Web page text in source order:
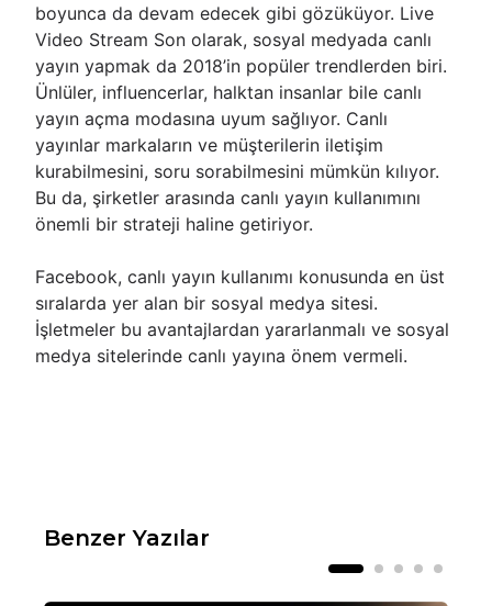
boyunca da devam edecek gibi gözüküyor. Live
Video Stream Son olarak, sosyal medyada canlı
yayın yapmak da 2018’in popüler trendlerden biri.
Ünlüler, influencerlar, halktan insanlar bile canlı
yayın açma modasına uyum sağlıyor. Canlı
yayınlar markaların ve müşterilerin iletişim
kurabilmesini, soru sorabilmesini mümkün kılıyor.
Bu da, şirketler arasında canlı yayın kullanımını
önemli bir strateji haline getiriyor.
Facebook, canlı yayın kullanımı konusunda en üst
sıralarda yer alan bir sosyal medya sitesi.
İşletmeler bu avantajlardan yararlanmalı ve sosyal
medya sitelerinde canlı yayına önem vermeli.
Benzer Yazılar